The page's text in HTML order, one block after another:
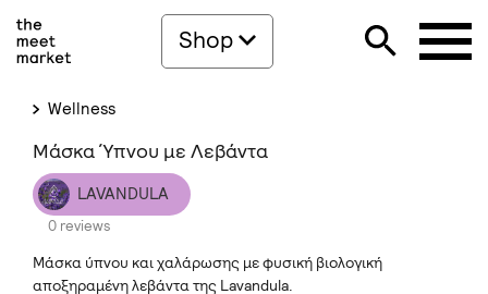
Shop
Wellness
Μάσκα Ύπνου με Λεβάντα
LAVANDULA
0 reviews
Μάσκα ύπνου και χαλάρωσης με φυσική βιολογική
αποξηραμένη λεβάντα της Lavandula.